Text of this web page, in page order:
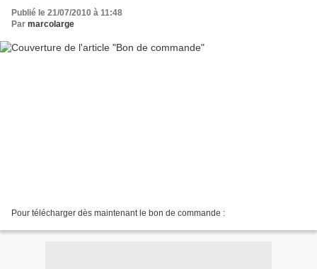
Publié le 21/07/2010 à 11:48
Par marcolarge
Pour télécharger dès maintenant le bon de commande :